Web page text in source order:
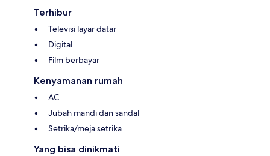
Terhibur
Televisi layar datar
Digital
Film berbayar
Kenyamanan rumah
AC
Jubah mandi dan sandal
Setrika/meja setrika
Yang bisa dinikmati